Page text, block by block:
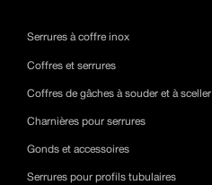
Serrures à coffre inox
Coffres et serrures
Coffres de gâches à souder et à sceller
Charnières pour serrures
Gonds et accessoires
Serrures pour profils tubulaires